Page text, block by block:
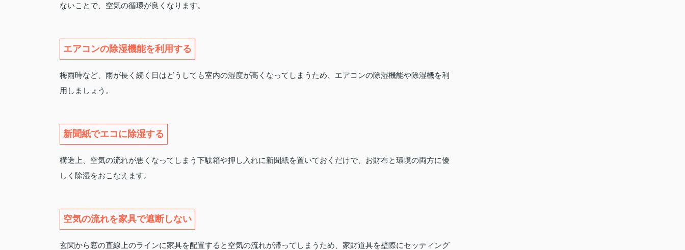
ないことで、空気の循環が良くなります。
エアコンの除湿機能を利用する
梅雨時など、雨が長く続く日はどうしても室内の湿度が高くなってしまうため、エアコンの除湿機能や除湿機を利
用しましょう。
新聞紙でエコに除湿する
構造上、空気の流れが悪くなってしまう下駄箱や押し入れに新聞紙を置いておくだけで、お財布と環境の両方に優
しく除湿をおこなえます。
空気の流れを家具で遮断しない
玄関から窓の直線上のラインに家具を配置すると空気の流れが滞ってしまうため、家財道具を壁際にセッティング